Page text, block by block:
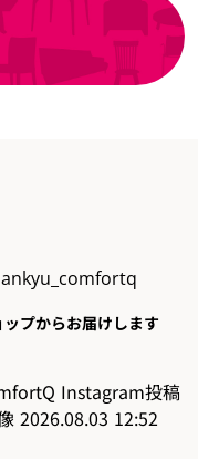
プからお届けします